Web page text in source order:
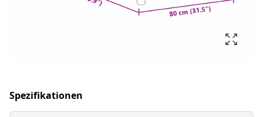
Spezifikationen